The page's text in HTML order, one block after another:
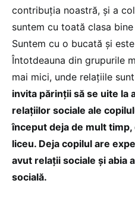
contribuția noastră, și a
suntem cu toată clasa
Suntem cu o bucată și
Întotdeauna din grupurile
mai mici, unde relațiile
invita părinții să se uite la
relațiilor sociale ale
început deja de mult timp,
liceu. Deja copilul are
avut relații sociale și abia
socială.